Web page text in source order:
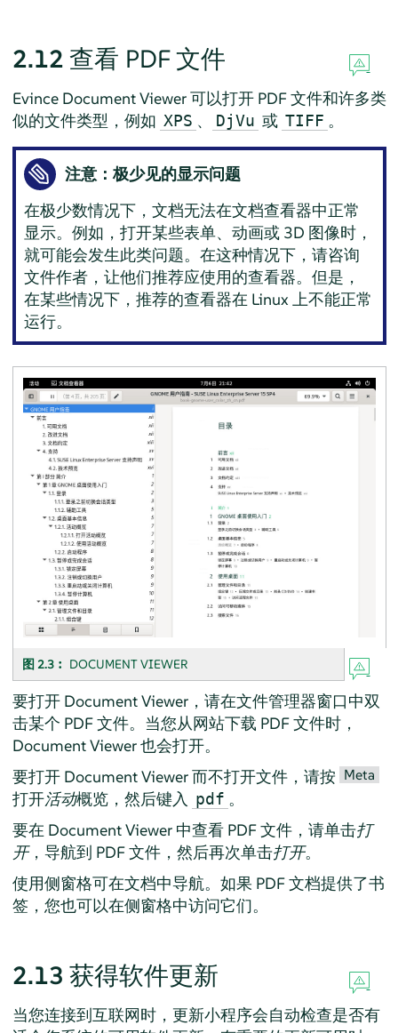
2.12 查看 PDF 文件
Evince Document Viewer可以打开 PDF 文件和许多类
似的文件类型，例如 XPS 、 DjVu 或 TIFF 。
注意：极少见的显示问题
在极少数情况下，文档无法在文档查看器中正常
显示。例如，打开某些表单、动画或 3D 图像时，
就可能会发生此类问题。在这种情况下，请咨询
文件作者，让他们推荐应使用的查看器。但是，
在某些情况下，推荐的查看器在 Linux 上不能正常
运行。
图 2.3︰ DOCUMENT VIEWER
要打开 Document Viewer，请在文件管理器窗口中双
击某个 PDF 文件。当您从网站下载 PDF 文件时，
Document Viewer也会打开。
要打开 Document Viewer而不打开文件，请按 Meta
打开活动概览，然后键入 pdf 。
要在 Document Viewer中查看 PDF 文件，请单击打
开，导航到 PDF 文件，然后再次单击打开。
使用侧窗格可在文档中导航。如果 PDF 文档提供了书
签，您也可以在侧窗格中访问它们。
2.13 获得软件更新
当您连接到互联网时，更新小程序会自动检查是否有